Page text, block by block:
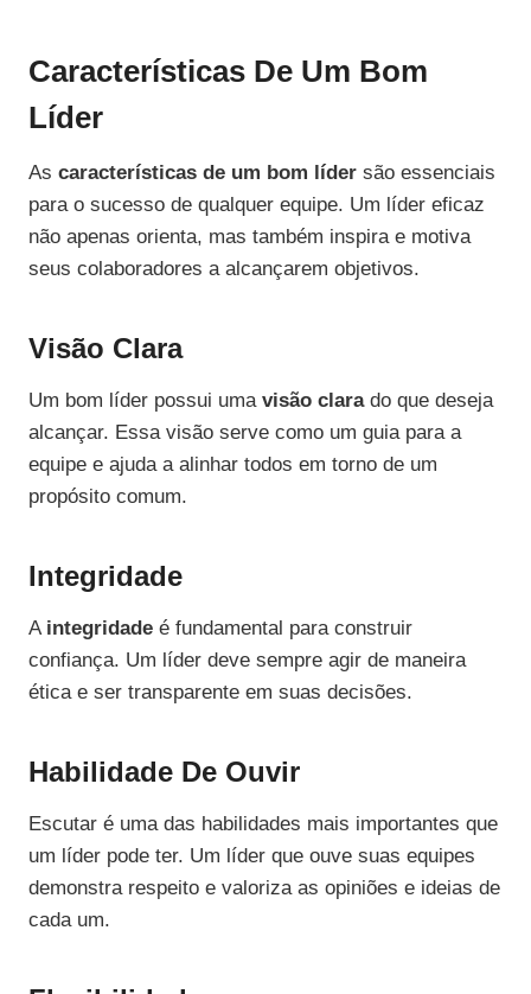
Características De Um Bom
Líder
As características de um bom líder são essenciais
para o sucesso de qualquer equipe. Um líder eficaz
não apenas orienta, mas também inspira e motiva
seus colaboradores a alcançarem objetivos.
Visão Clara
Um bom líder possui uma visão clarado que deseja
alcançar. Essa visão serve como um guia para a
equipe e ajuda a alinhar todos em torno de um
propósito comum.
Integridade
A integridade é fundamental para construir
confiança. Um líder deve sempre agir de maneira
ética e ser transparente em suas decisões.
Habilidade De Ouvir
Escutar é uma das habilidades mais importantes que
um líder pode ter. Um líder que ouve suas equipes
demonstra respeito e valoriza as opiniões e ideias de
cada um.